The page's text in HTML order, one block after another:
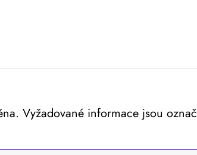
Vyžadované informace jsou